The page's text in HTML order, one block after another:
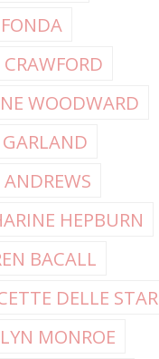
CRAWFORD
WOODWARD
GARLAND
ANDREWS
HEPBURN
BACALL
DELLE STAR
MONROE